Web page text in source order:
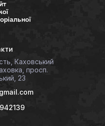
Каховський
просп.
23